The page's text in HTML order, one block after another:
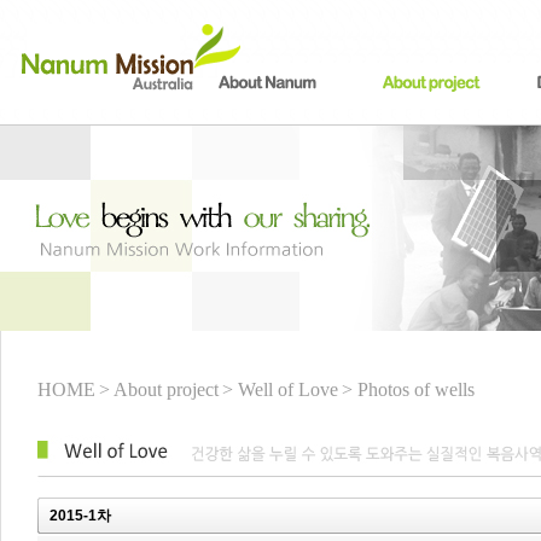
HOME > About project > Well of Love > Photos of wells
2015-1차